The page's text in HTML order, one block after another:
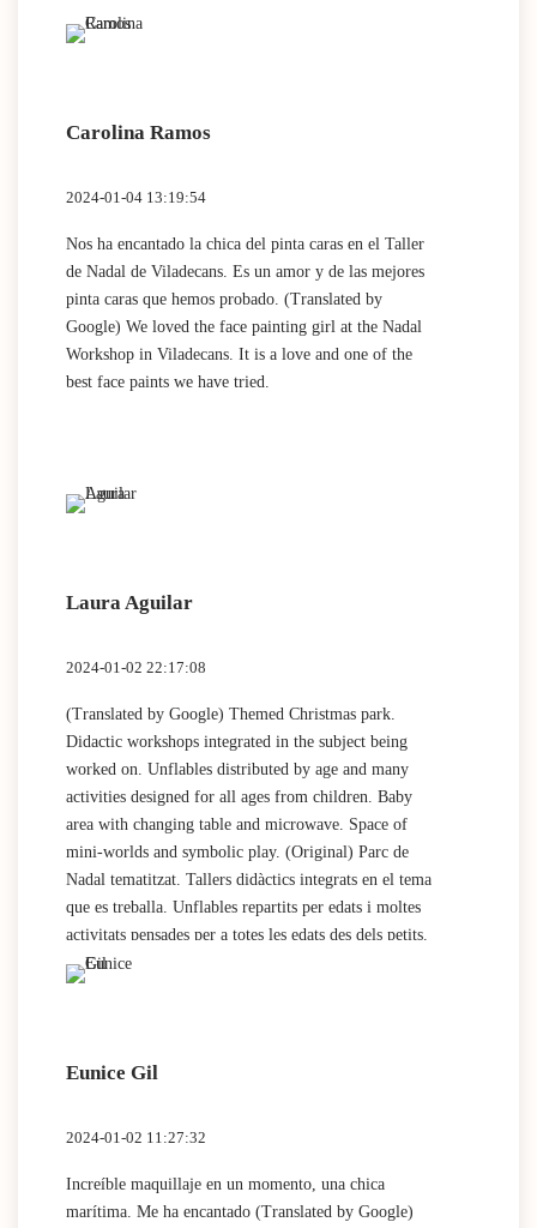
Carolina Ramos
2024-01-04 13:19:54
Nos ha encantado la chica del pinta caras en el Taller
de Nadal de Viladecans. Es un amor y de las mejores
pinta caras que hemos probado. (Translated by
Google) We loved the face painting girl at the Nadal
Workshop in Viladecans. It is a love and one of the
best face paints we have tried.
Laura Aguilar
2024-01-02 22:17:08
(Translated by Google) Themed Christmas park.
Didactic workshops integrated in the subject being
worked on. Unflables distributed by age and many
activities designed for all ages from children. Baby
area with changing table and microwave. Space of
mini-worlds and symbolic play. (Original) Parc de
Nadal tematitzat. Tallers didàctics integrats en el tema
que es treballa. Unflables repartits per edats i moltes
activitats pensades per a totes les edats des dels petits.
Espai nadó amb canviador i microones. Espai de
minimons i joc simbòlic.
Eunice Gil
2024-01-02 11:27:32
Increíble maquillaje en un momento, una chica
marítima. Me ha encantado (Translated by Google)